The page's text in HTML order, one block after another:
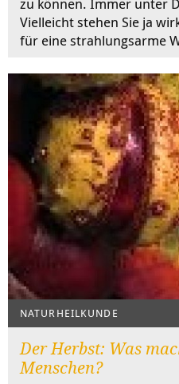
Vielleicht stehen Sie ja
für eine strahlungsarme
NATURHEILKUNDE
Der Herbst: Was
Menschen?